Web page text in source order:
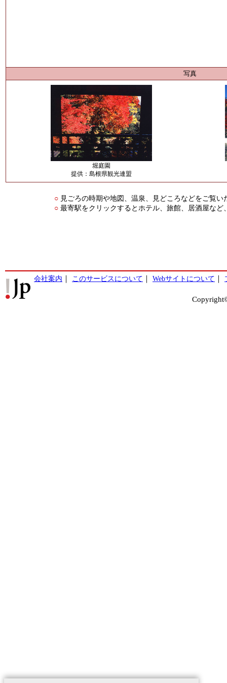
写真
堀庭園
提供：島根県観光連盟
○ 見ごろの時期や地図、温泉、見どころなどをご覧い
○ 最寄駅をクリックするとホテル、旅館、居酒屋な
会社案内 このサービスについて Webサイトについて